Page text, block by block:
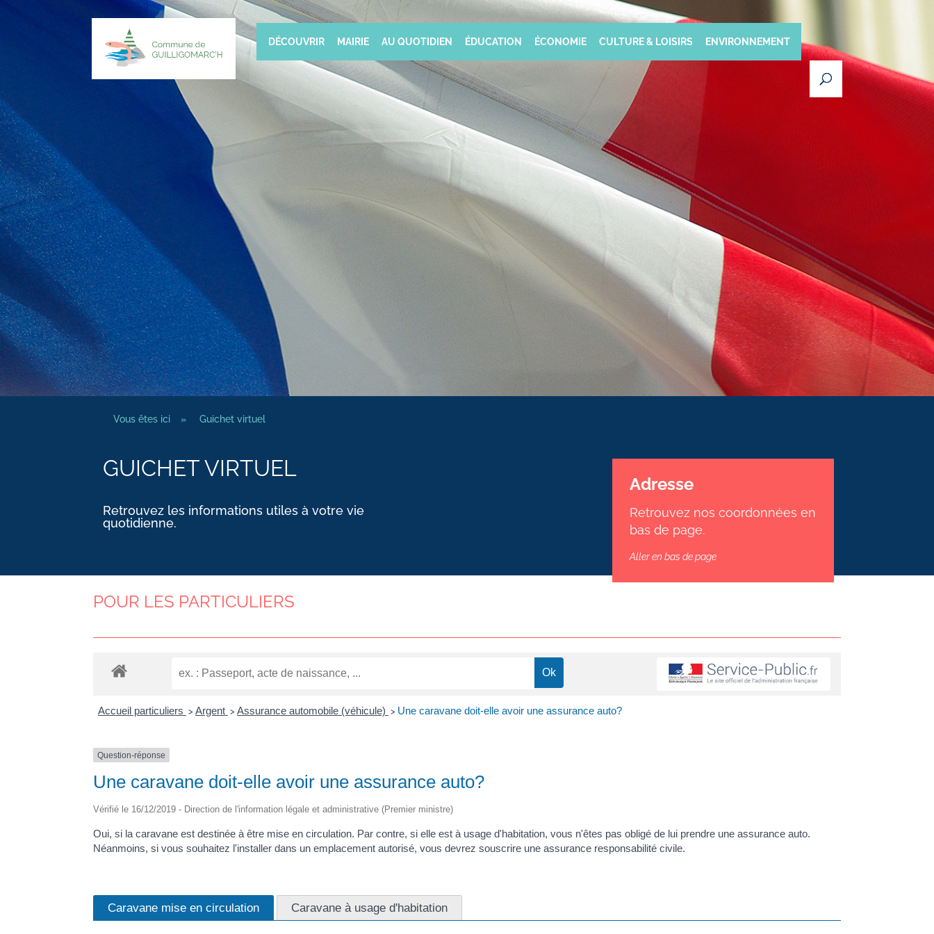
DÉCOUVRIR MAIRIE AU QUOTIDIEN ÉDUCATION ÉCONOMIE CULTURE & LOISIRS ENVIRONNEMENT
Vous êtes ici » Guichet virtuel
GUICHET VIRTUEL
Retrouvez les informations utiles à votre vie
quotidienne.
Adresse
Retrouvez nos coordonnées en
bas de page.
Aller en bas de page
POUR LES PARTICULIERS
Accueil particuliers > Argent > Assurance automobile (véhicule) > Une caravane doit-elle avoir une assurance auto?
Question-réponse
Une caravane doit-elle avoir une assurance auto?
Vérifié le 16/12/2019 - Direction de l'information légale et administrative (Premier ministre)
Oui, si la caravane est destinée à être mise en circulation. Par contre, si elle est à usage d'habitation, vous n'êtes pas obligé de lui prendre une assurance auto.
Néanmoins, si vous souhaitez l'installer dans un emplacement autorisé, vous devrez souscrire une assurance responsabilité civile.
Caravane mise en circulation Caravane à usage d'habitation